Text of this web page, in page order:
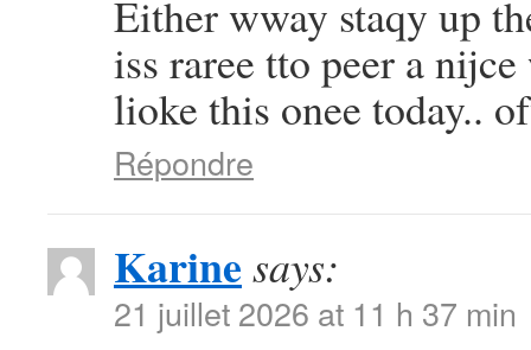
Either wway staqy up
iss raree tto peer a
lioke this onee today..
Répondre
Karine says:
21 juillet 2026 at 11 h 37 min